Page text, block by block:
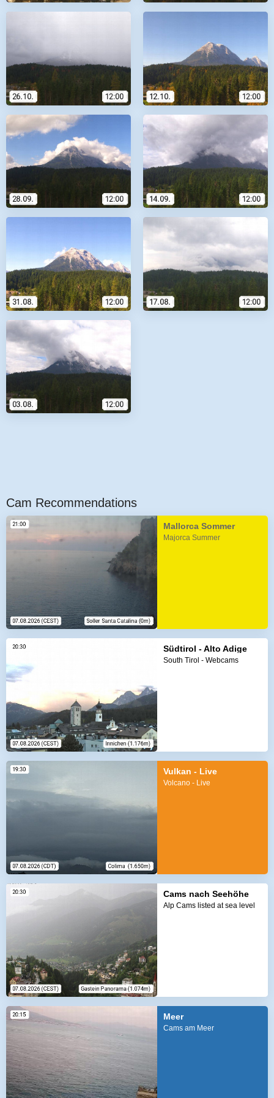
Cam Recommendations
Mallorca Sommer
Majorca Summer
Südtirol - Alto Adige
South Tirol - Webcams
Vulkan - Live
Volcano - Live
Cams nach Seehöhe
Alp Cams listed at sea level
Meer
Cams am Meer